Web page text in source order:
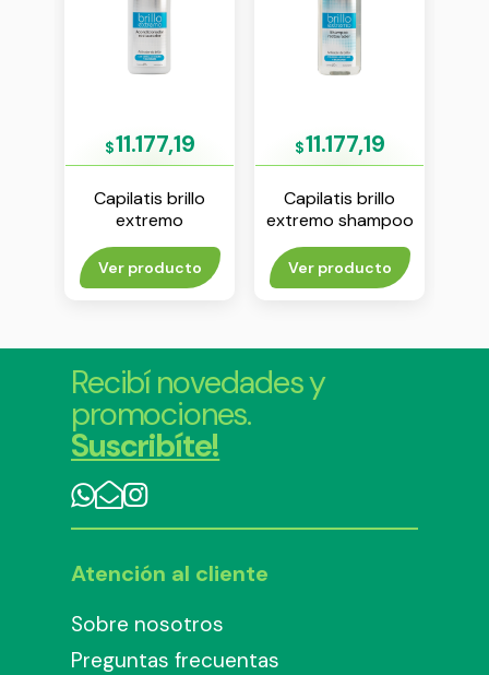
$11.177,19
Capilatis brillo
extremo
acondicionador x
420 ml
Ver producto
$11.177,19
Capilatis brillo
extremo shampoo
x 420 ml
Ver producto
Recibí novedades y
promociones.
Suscribíte!
Atención al cliente
Sobre nosotros
Preguntas frecuentas